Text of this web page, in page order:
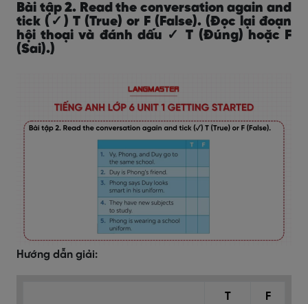
Bài tập 2. Read the conversation again and
tick (✓) T (True) or F (False). (Đọc lại đoạn
hội thoại và đánh dấu ✓ T (Đúng) hoặc F
(Sai).)
Hướng dẫn giải:
T
F